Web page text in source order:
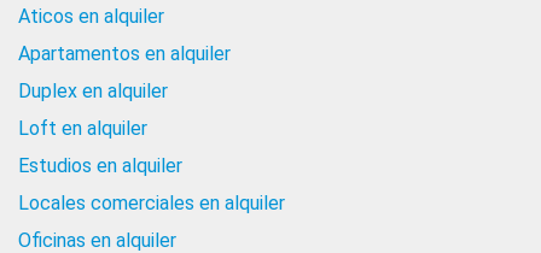
Aticos en alquiler
Apartamentos en alquiler
Duplex en alquiler
Loft en alquiler
Estudios en alquiler
Locales comerciales en alquiler
Oficinas en alquiler